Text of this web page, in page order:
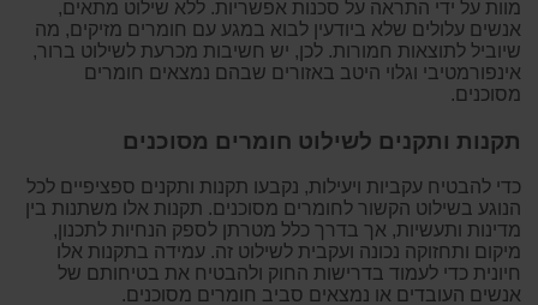
מוות על ידי התראה על סכנות אפשריות. ללא שילוט מתאים,
אנשים עלולים שלא ביודעין לבוא במגע עם חומרים מזיקים, מה
שיוביל לתוצאות חמורות. לכן, יש חשיבות מכרעת לשילוט ברור,
אינפורמטיבי וגלוי היטב באזורים שבהם נמצאים חומרים
מסוכנים.
תקנות ותקנים לשילוט חומרים מסוכנים
כדי להבטיח עקביות ויעילות, נקבעו תקנות ותקנים ספציפיים לכל
הנוגע בשילוט הקשור לחומרים מסוכנים. תקנות אלו משתנות בין
מדינות ותעשיות, אך בדרך כלל מטרתן לספק הנחיות לתכנון,
מיקום ותחזוקה נכונה ועקבית לשילוט זה. עמידה בתקנות אלו
חיונית כדי לעמוד בדרישות החוק ולהבטיח את בטיחותם של
אנשים העובדים או נמצאים סביב חומרים מסוכנים.